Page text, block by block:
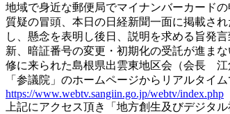
地域で身近な郵便局でマイナンバーカード
質疑の冒頭、本日の日経新聞一面に掲載さ
し、懸念を表明し後日、説明を求める旨発
新、暗証番号の変更・初期化の受託が進ま
修に来られた島根県出雲東地区会（会長 江
「参議院」のホームページからリアルタイ
https://www.webtv.sangiin.go.jp/webtv/index.php
上記にアクセス頂き「地方創生及びデジタ